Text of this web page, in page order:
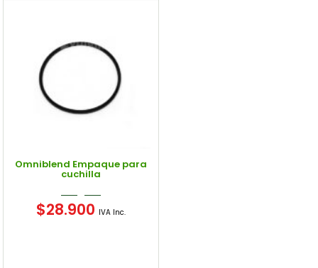
Omniblend Empaque para
cuchilla
$28.900 IVA Inc.